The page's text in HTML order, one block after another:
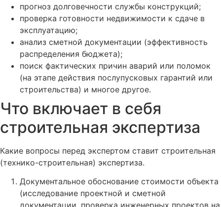
прогноз долговечности службы конструкций;
проверка готовности недвижимости к сдаче в
эксплуатацию;
анализ сметной документации (эффективность
распределения бюджета);
поиск фактических причин аварий или поломок
(на этапе действия послупусковых гарантий или
строительства) и многое другое.
Что включает в себя
строительная экспертиза
Какие вопросы перед экспертом ставит строительная
(технико-строительная) экспертиза.
Документальное обоснование стоимости объекта
(исследование проектной и сметной
документации, проверка инженерных проектов на